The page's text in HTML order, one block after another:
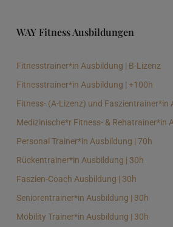
WAY Fitness Ausbildungen
Fitnesstrainer*in Ausbildung | B-Lizenz
Fitnesstrainer*in Ausbildung | +100h
Fitness- (A-Lizenz) und Faszientrainer*in
Medizinische*r Fitness- & Rehatrainer*in
Personal Trainer*in Ausbildung | 70h
Rückentrainer*in Ausbildung | 30h
Faszien-Coach Ausbildung | 30h
Seniorentrainer*in Ausbildung | 30h
Mobility Trainer*in Ausbildung | 30h